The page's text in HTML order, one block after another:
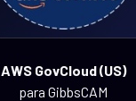
AWS GovCloud (US)
para GibbsCAM